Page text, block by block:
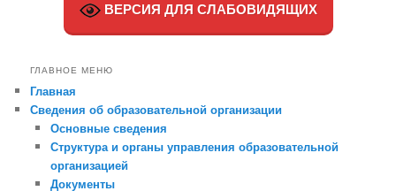
ВЕРСИЯ ДЛЯ СЛАБОВИДЯЩИХ
ГЛАВНОЕ МЕНЮ
Главная
Сведения об образовательной организации
Основные сведения
Структура и органы управления образовательной
организацией
Документы